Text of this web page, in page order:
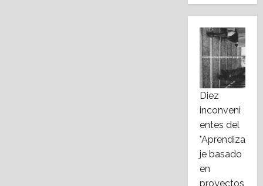
Diez
inconveni
entes del
"Aprendiza
je basado
en
proyectos